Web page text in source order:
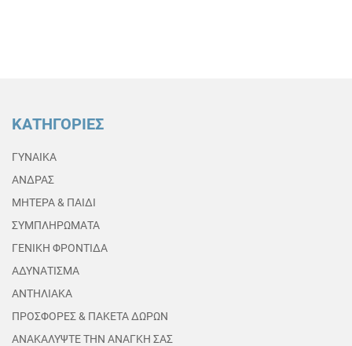
ΚΑΤΗΓΟΡΙΕΣ
ΓΥΝΑΙΚΑ
ΑΝΔΡΑΣ
ΜΗΤΕΡΑ & ΠΑΙΔΙ
ΣΥΜΠΛΗΡΩΜΑΤΑ
ΓΕΝΙΚΗ ΦΡΟΝΤΙΔΑ
ΑΔΥΝΑΤΙΣΜΑ
ΑΝΤΗΛΙΑΚΑ
ΠΡΟΣΦΟΡΕΣ & ΠΑΚΕΤΑ ΔΩΡΩΝ
ΑΝΑΚΑΛΥΨΤΕ ΤΗΝ ΑΝΑΓΚΗ ΣΑΣ